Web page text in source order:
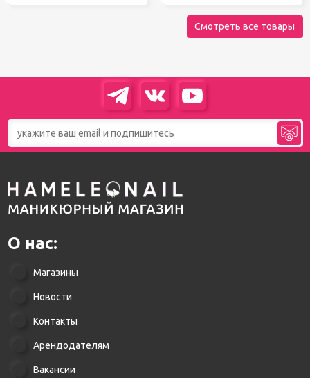
Смотреть все товары
О нас:
Магазины
Новости
Контакты
Арендодателям
Вакансии